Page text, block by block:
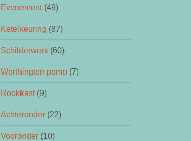
Evenement(49)
Ketelkeuring (87)
Schilderwerk (60)
Worthington pomp (7)
Rookkast(9)
Achteronder (22)
Vooronder (10)